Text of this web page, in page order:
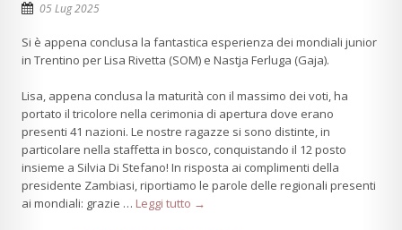
05 Lug 2025
Si è appena conclusa la fantastica esperienza dei mondiali junior
in Trentino per Lisa Rivetta (SOM) e Nastja Ferluga (Gaja).
Lisa, appena conclusa la maturità con il massimo dei voti, ha
portato il tricolore nella cerimonia di apertura dove erano
presenti 41 nazioni. Le nostre ragazze si sono distinte, in
particolare nella staffetta in bosco, conquistando il 12 posto
insieme a Silvia Di Stefano! In risposta ai complimenti della
presidente Zambiasi, riportiamo le parole delle regionali presenti
ai mondiali: grazie … Leggi tutto →